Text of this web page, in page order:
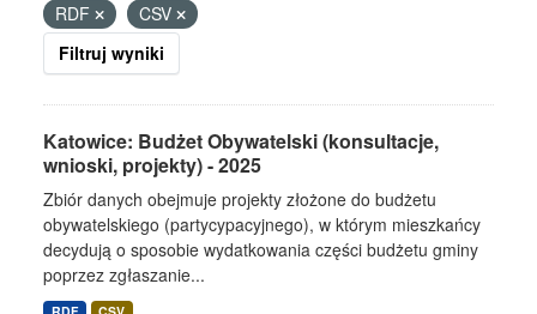
RDF
CSV
Filtruj wyniki
Katowice: Budżet Obywatelski (konsultacje,
wnioski, projekty) - 2025
Zbiór danych obejmuje projekty złożone do budżetu
obywatelskiego (partycypacyjnego), w którym mieszkańcy
decydują o sposobie wydatkowania części budżetu gminy
poprzez zgłaszanie...